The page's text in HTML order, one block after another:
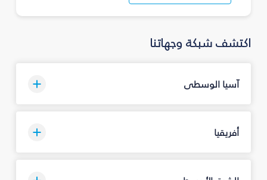
اكتشف شبكة وجهاتنا
آسيا الوسطى
أفريقيا